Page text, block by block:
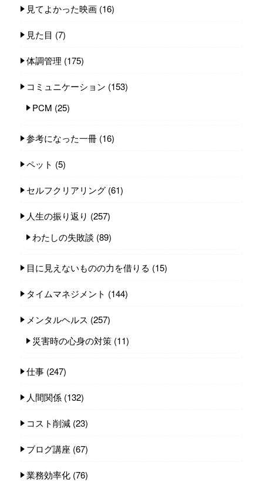
見てよかった映画 (16)
見た目 (7)
体調管理 (175)
コミュニケーション (153)
PCM (25)
参考になった一冊 (16)
ペット (5)
セルフクリアリング (61)
人生の振り返り (257)
わたしの失敗談 (89)
目に見えないものの力を借りる (15)
タイムマネジメント (144)
メンタルヘルス (257)
災害時の心身の対策 (11)
仕事 (247)
人間関係 (132)
コスト削減 (23)
ブログ講座 (67)
業務効率化 (76)